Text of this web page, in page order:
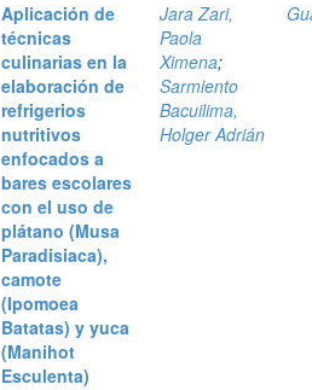
Aplicación de
técnicas
culinarias en la
elaboración de
refrigerios
nutritivos
enfocados a
bares escolares
con el uso de
plátano (Musa
Paradisiaca),
camote
(Ipomoea
Batatas) y yuca
(Manihot
Esculenta)
Jara Zari,
Paola
Ximena;
Sarmiento
Bacuilima,
Holger Adrián